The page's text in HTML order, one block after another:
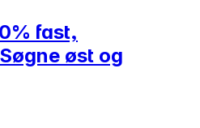
fast,
øst og